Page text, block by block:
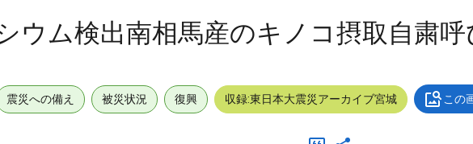
ウム検出南相馬産のキノコ摂取自粛
震災への備え 被災状況 復興 収録:東日本大震災アーカイブ宮城 この